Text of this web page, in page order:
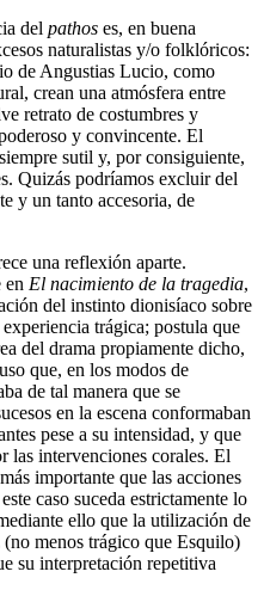
del pathos es, en buena
naturalistas y/o folklóricos:
de Angustias Lucio, como
crean una atmósfera entre
retrato de costumbres y
y convincente. El
sutil y, por consiguiente,
Quizás podríamos excluir del
y un tanto accesoria, de
una reflexión aparte.
en El nacimiento de la tragedia,
del instinto dionisíaco sobre
trágica; postula que
del drama propiamente dicho,
que, en los modos de
de tal manera que se
en la escena conformaban
pese a su intensidad, y que
las intervenciones corales. El
importante que las acciones
caso suceda estrictamente lo
ello que la utilización de
menos trágico que Esquilo)
su interpretación repetitiva